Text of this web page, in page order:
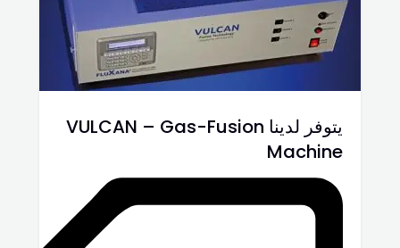
يتوفر لدينا VULCAN – Gas-Fusion
Machine